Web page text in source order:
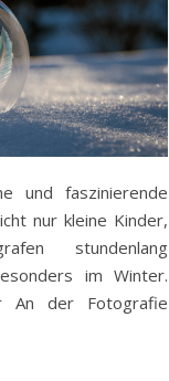
und faszinierende
nur kleine Kinder,
stundenlang
im Winter.
An der Fotografie